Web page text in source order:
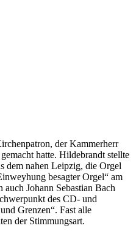
der Kammerherr
hatte. Hildebrandt stellte
dem nahen Leipzig, die Orgel
besagter Orgel“ am
Johann Sebastian Bach
des CD- und
Grenzen“. Fast alle
der Stimmungsart.